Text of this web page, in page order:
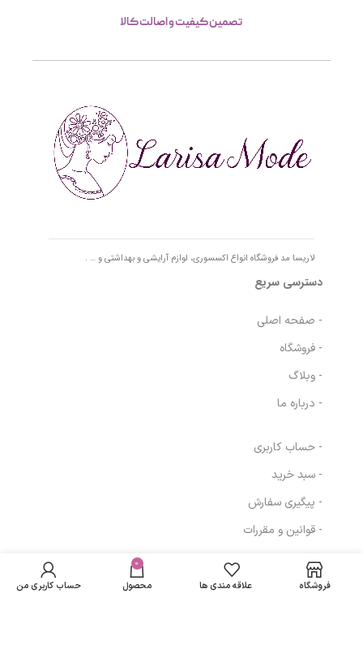
تصمین کیفیت و اصالت کالا
لاریسا مد فروشگاه انواع اکسسوری، لوازم آرایشی و بهداشتی و … .
دسترسی سریع
- صفحه اصلی
- فروشگاه
- وبلاگ
- درباره ما
- حساب کاربری
- سبد خرید
- پیگیری سفارش
- قوانین و مقررات
مسیرهای ارتباطی
هیدرودرم مدل
چای سبز و نعناع
تومان
باشد فروشگاه علاقه مندی ها
0
محصول حساب کاربری من